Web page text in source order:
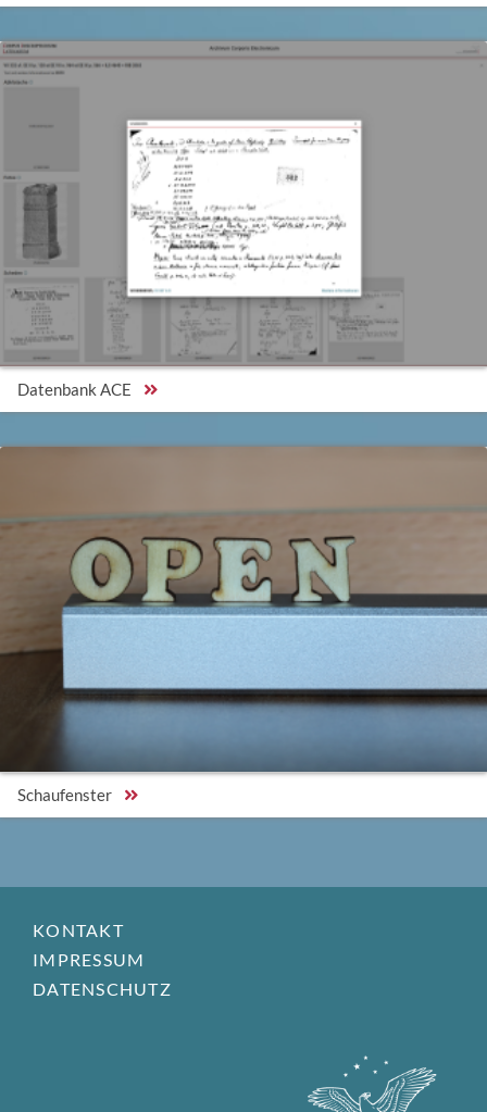
Datenbank ACE
Schaufenster
KONTAKT
IMPRESSUM
DATENSCHUTZ